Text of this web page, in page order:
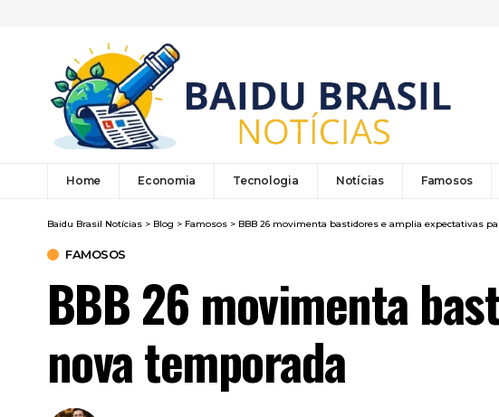
Home Economia Tecnologia Notícias Famosos
Baidu Brasil Notícias > Blog > Famosos > BBB 26 movimenta bastidores e amplia expectativas
FAMOSOS
BBB 26 movimenta
nova temporada